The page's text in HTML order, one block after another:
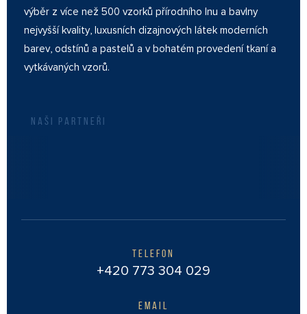
výběr z více než 500 vzorků přírodního lnu a bavlny
nejvyšší kvality, luxusních dizajnových látek moderních
barev, odstínů a pastelů a v bohatém provedení tkaní a
vytkávaných vzorů.
NAŠI PARTNEŘI
TELEFON
+420 773 304 029
EMAIL